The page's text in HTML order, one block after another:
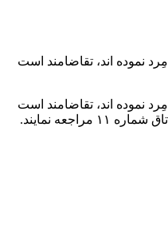
نموده اند، تقاضامند است
نموده اند، تقاضامند است